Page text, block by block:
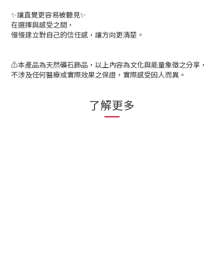
✨讓直覺更容易被聽見✨
在選擇與感受之間，
慢慢建立對自己的信任感，讓方向更清楚。
⚠️本產品為天然礦石飾品，以上內容為文化與能量象徵之分享，
不涉及任何醫療或實際效果之保證，實際感受因人而異。
了解更多